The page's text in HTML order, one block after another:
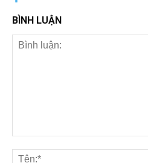
BÌNH LUẬN